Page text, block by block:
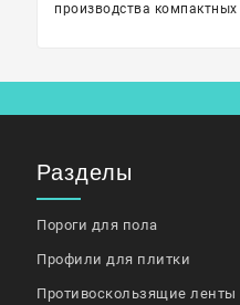
производства
Разделы
Пороги для пола
Профили для плитки
Противоскользящие ленты